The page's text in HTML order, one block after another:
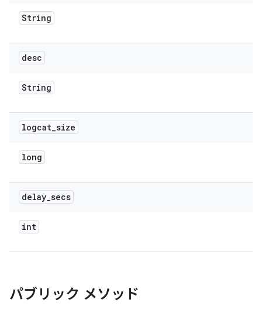
String
desc
String
logcat_size
long
delay_secs
int
パブリック メソッド